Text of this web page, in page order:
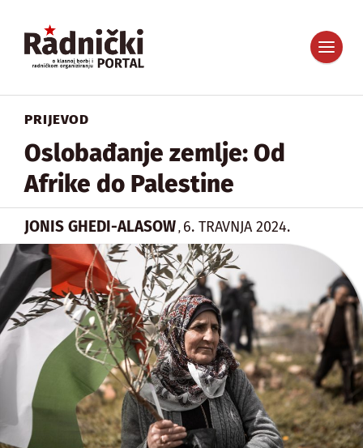
PRIJEVOD
Oslobađanje zemlje: Od
Afrike do Palestine
JONIS GHEDI-ALASOW , 6. TRAVNJA 2024.